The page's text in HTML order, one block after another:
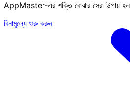
AppMaster-এর শক্তি বোঝার সেরা উপায় হল
বিনামূল্যে শুরু করুন